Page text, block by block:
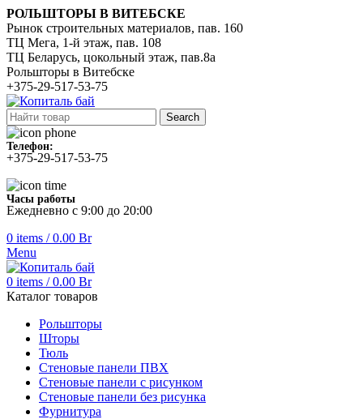
РОЛЬШТОРЫ В ВИТЕБСКЕ
Рынок строительных материалов, пав. 160
ТЦ Мега, 1-й этаж, пав. 108
ТЦ Беларусь, цокольный этаж, пав.8а
Рольшторы в Витебске
+375-29-517-53-75
Search
Телефон:
+375-29-517-53-75
Часы работы
Ежедневно с 9:00 до 20:00
0 items / 0.00 Br
Menu
0 items / 0.00 Br
Каталог товаров
Рольшторы
Шторы
Тюль
Стеновые панели ПВХ
Стеновые панели с рисунком
Стеновые панели без рисунка
Фурнитура